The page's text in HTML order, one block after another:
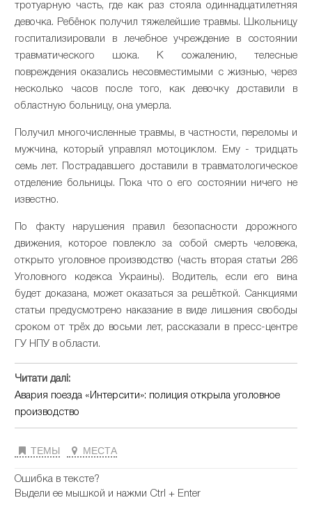
тротуарную часть, где как раз стояла одиннадцатилетняя
девочка. Ребёнок получил тяжелейшие травмы. Школьницу
госпитализировали в лечебное учреждение в состоянии
травматического шока. К сожалению, телесные
повреждения оказались несовместимыми с жизнью, через
несколько часов после того, как девочку доставили в
областную больницу, она умерла.
Получил многочисленные травмы, в частности, переломы и
мужчина, который управлял мотоциклом. Ему - тридцать
семь лет. Пострадавшего доставили в травматологическое
отделение больницы. Пока что о его состоянии ничего не
известно.
По факту нарушения правил безопасности дорожного
движения, которое повлекло за собой смерть человека,
открыто уголовное производство (часть вторая статьи 286
Уголовного кодекса Украины). Водитель, если его вина
будет доказана, может оказаться за решёткой. Санкциями
статьи предусмотрено наказание в виде лишения свободы
сроком от трёх до восьми лет, рассказали в пресс-центре
ГУ НПУ в области.
Читати далі:
Авария поезда «Интерсити»: полиция открыла уголовное
производство
ТЕМЫ МЕСТА
Ошибка в тексте?
Выдели ее мышкой и нажми Ctrl + Enter